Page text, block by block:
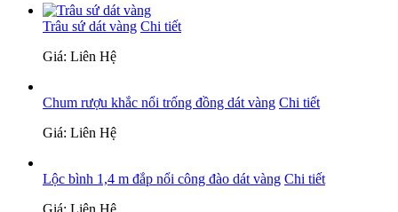
Trâu sứ dát vàng Chi tiết
Giá: Liên Hệ
Chum rượu khắc nổi trống đồng dát vàng Chi tiết
Giá: Liên Hệ
Lộc bình 1,4 m đắp nổi công đào dát vàng Chi tiết
Giá: Liên Hệ